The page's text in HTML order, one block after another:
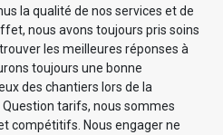
la qualité de nos services et de
nous avons toujours pris soins
les meilleures réponses à
toujours une bonne
des chantiers lors de la
tarifs, nous sommes
compétitifs. Nous engager ne